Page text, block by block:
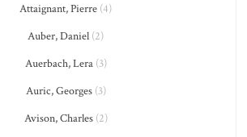
Attaignant, Pierre (4)
Auber, Daniel (2)
Auerbach, Lera(3)
Auric, Georges(3)
Avison, Charles(2)